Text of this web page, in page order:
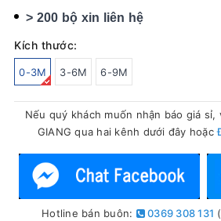
> 200 bộ xin liên hệ
Kích thước:
0-3M 3-6M 6-9M
Nếu quý khách muốn nhận báo giá sỉ,
GIANG qua hai kênh dưới đây hoặc
Hotline bán buôn: 0369 308 131